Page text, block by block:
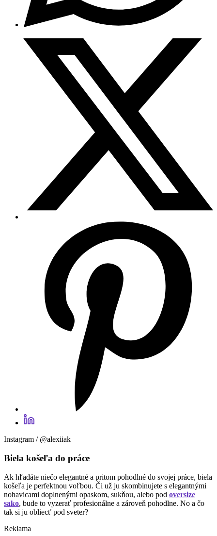
Instagram / @alexiiak
Biela košeľa do práce
Ak hľadáte niečo elegantné a pritom pohodlné do svojej práce, biela
košeľa je perfektnou voľbou. Či už ju skombinujete s elegantnými
nohavicami doplnenými opaskom, sukňou, alebo pod oversize
sako, bude to vyzerať profesionálne a zároveň pohodlne. No a čo
tak si ju obliecť pod sveter?
Reklama